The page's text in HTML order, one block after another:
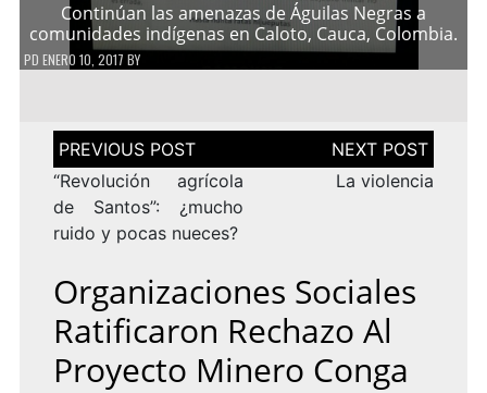
Continúan las amenazas de Águilas Negras a
comunidades indígenas en Caloto, Cauca, Colombia.
PD ENERO 10, 2017 BY
Navegación
de
entradas
“Revolución agrícola
de Santos”: ¿mucho
ruido y pocas nueces?
La violencia
Organizaciones Sociales
Ratificaron Rechazo Al
Proyecto Minero Conga